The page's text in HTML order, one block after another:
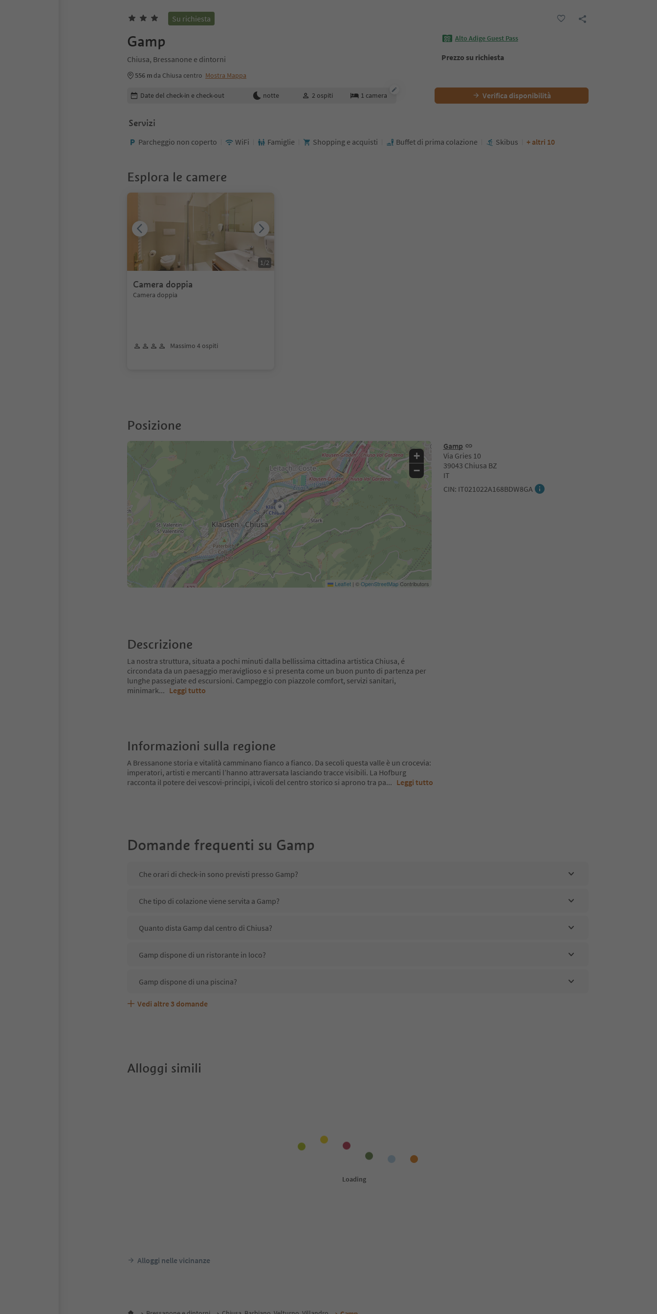
Su richiesta
Gamp
Chiusa, Bressanone e dintorni
556 m da Chiusa centro Mostra Mappa
Alto Adige Guest Pass
Prezzo su richiesta
Modifica i dettagli della prenotazione
Date del check-in e check-out notte 2 ospiti 1 camera Verifica disponibilità
Servizi
Parcheggio non coperto WiFi Famiglie Shopping e acquisti Buffet di prima colazione Skibus + altri 10
Esplora le camere
Camera doppia
Camera doppia
Massimo 4 ospiti
1/2
Posizione
Gamp
Via Gries 10
39043 Chiusa BZ
IT
CIN: IT021022A168BDW8GA
+
−
Leaflet | ©OpenStreetMapContributors
Descrizione
La nostra struttura, situata a pochi minuti dalla bellissima cittadina artistica Chiusa, é
circondata da un paesaggio meraviglioso e si presenta come un buon punto di partenza per
lunghe passegiate ed escursioni. Campeggio con piazzole comfort, servizi sanitari,
minimark... Leggi tutto
Informazioni sulla regione
A Bressanone storia e vitalità camminano fianco a fianco. Da secoli questa valle è un crocevia:
imperatori, artisti e mercanti l’hanno attraversata lasciando tracce visibili. La Hofburg
racconta il potere dei vescovi-principi, i vicoli del centro storico si aprono tra pa... Leggi tutto
Domande frequenti su Gamp
Che orari di check-in sono previsti presso Gamp?
Che tipo di colazione viene servita a Gamp?
Quanto dista Gamp dal centro di Chiusa?
Gamp dispone di un ristorante in loco?
Gamp dispone di una piscina?
Gamp accetta animali domestici?
Quali servizi/attività sono disponibili presso Gamp?
Gli ospiti di Gamp ricevono l'Alto Adige Guest Pass?
Vedi altre 3 domande
Alloggi simili
Alloggi nelle vicinanze